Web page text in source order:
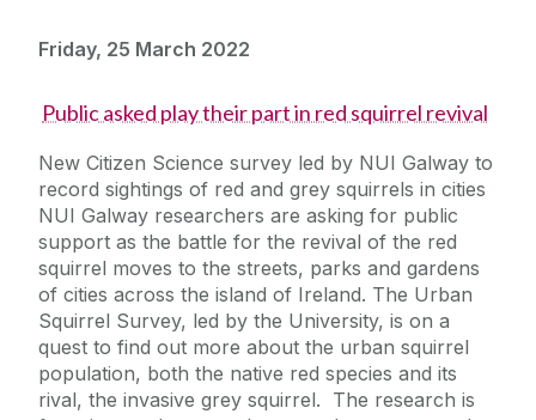
Friday, 25 March 2022
Public asked play their part in red squirrel revival
New Citizen Science survey led by NUI Galway to
record sightings of red and grey squirrels in cities
NUI Galway researchers are asking for public
support as the battle for the revival of the red
squirrel moves to the streets, parks and gardens
of cities across the island of Ireland. The Urban
Squirrel Survey, led by the University, is on a
quest to find out more about the urban squirrel
population, both the native red species and its
rival, the invasive grey squirrel. The research is